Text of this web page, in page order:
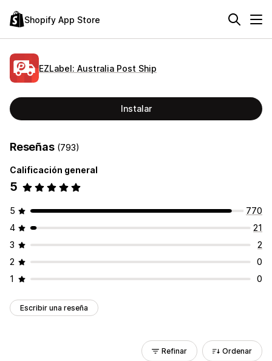
Shopify App Store
EZLabel: Australia Post Ship
Instalar
Reseñas (793)
Calificación general
5
5
770
4
21
3
2
2
0
1
0
Escribir una reseña
Refinar Ordenar